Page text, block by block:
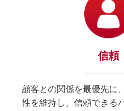
信頼
顧客との関係を最優先に
性を維持し、信頼できる